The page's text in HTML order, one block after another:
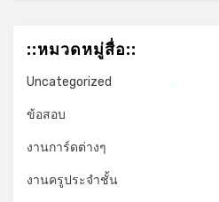
::หมวดหมู่สื่อ::
Uncategorized
ข้อสอบ
งานการ์ดต่างๆ
งานครูประจำชั้น